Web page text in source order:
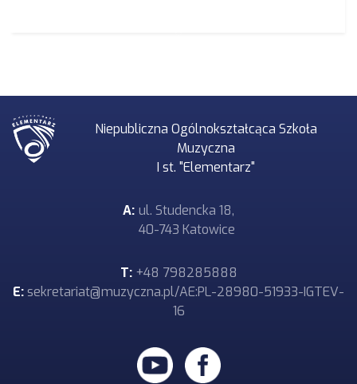
Niepubliczna Ogólnokształcąca Szkoła
Muzyczna
I st. "Elementarz"
A: ul. Studencka 18,
40-743 Katowice
T: +48 798285888
E:sekretariat@muzyczna.pl/AE:PL-28980-51933-IGTEV-
16